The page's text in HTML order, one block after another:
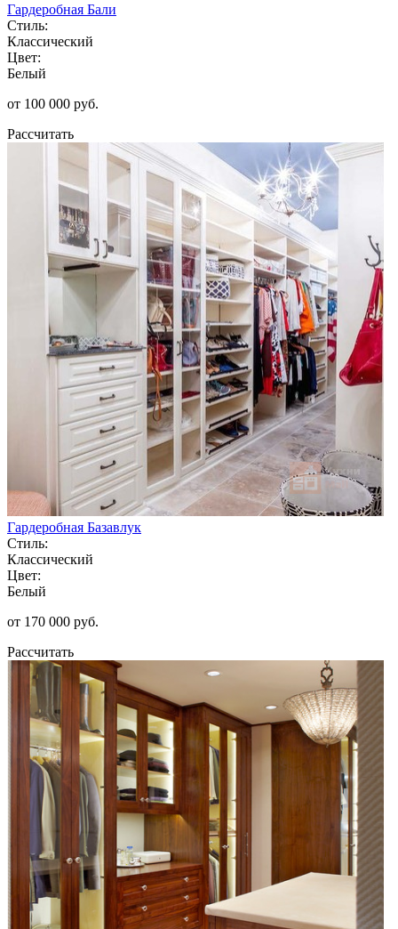
Гардеробная Бали
Стиль:
Классический
Цвет:
Белый
от 100 000 руб.
Рассчитать
Гардеробная Базавлук
Стиль:
Классический
Цвет:
Белый
от 170 000 руб.
Рассчитать